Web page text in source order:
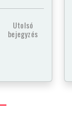
Utolsó
bejegyzés